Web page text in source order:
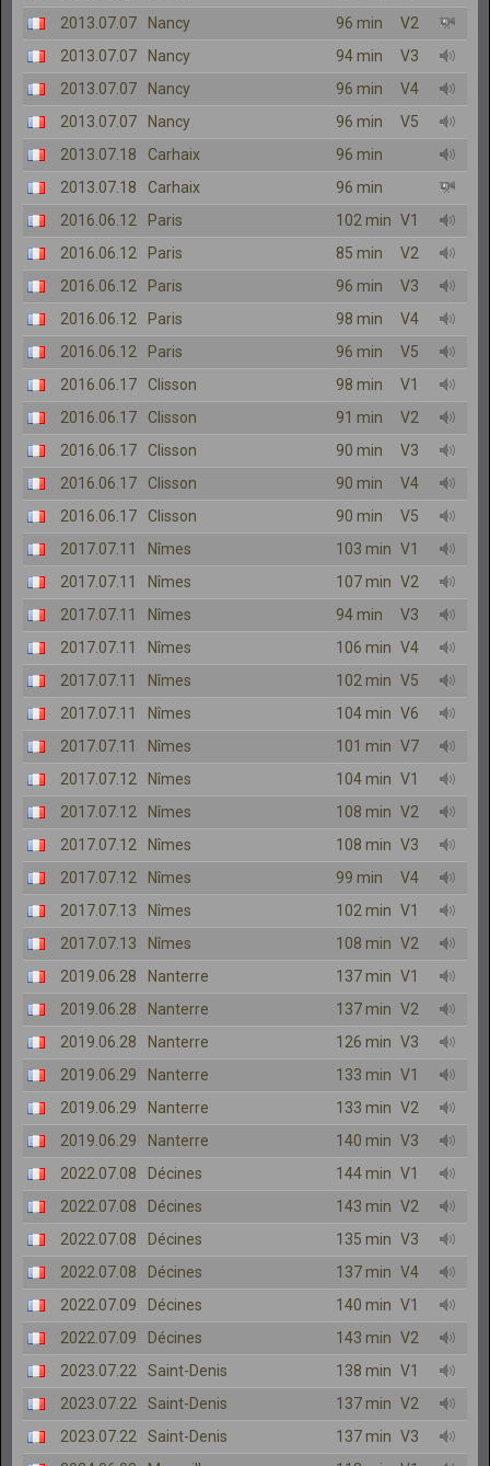
2013.07.07
Nancy 96 min
V2
2013.07.07
Nancy 94 min
V3
2013.07.07
Nancy 96 min
V4
2013.07.07
Nancy 96 min
V5
2013.07.18
Carhaix
96 min
2013.07.18
Carhaix
96 min
2016.06.12
Paris 102 min V1
2016.06.12
Paris 85 min
V2
2016.06.12
Paris 96 min
V3
2016.06.12
Paris 98 min
V4
2016.06.12
Paris 96 min
V5
2016.06.17
Clisson 98 min
V1
2016.06.17
Clisson 91 min
V2
2016.06.17
Clisson 90 min
V3
2016.06.17
Clisson 90 min
V4
2016.06.17
Clisson 90 min
V5
2017.07.11
Nîmes 103 min V1
2017.07.11
Nîmes 107 min V2
2017.07.11
Nîmes 94 min
V3
2017.07.11
Nîmes 106 min V4
2017.07.11
Nîmes 102 min V5
2017.07.11
Nîmes 104 min V6
2017.07.11
Nîmes 101 min V7
2017.07.12
Nîmes 104 min V1
2017.07.12
Nîmes 108 min V2
2017.07.12
Nîmes 108 min V3
2017.07.12
Nîmes 99 min
V4
2017.07.13
Nîmes 102 min V1
2017.07.13
Nîmes 108 min V2
2019.06.28
Nanterre 137 min V1
2019.06.28
Nanterre 137 min V2
2019.06.28
Nanterre 126 min V3
2019.06.29
Nanterre 133 min V1
2019.06.29
Nanterre 133 min V2
2019.06.29
Nanterre 140 min V3
2022.07.08
Décines 144 min V1
2022.07.08
Décines 143 min V2
2022.07.08
Décines 135 min V3
2022.07.08
Décines 137 min V4
2022.07.09
Décines 140 min V1
2022.07.09
Décines 143 min V2
2023.07.22
Saint-Denis 138 min V1
2023.07.22
Saint-Denis 137 min V2
2023.07.22
Saint-Denis 137 min V3